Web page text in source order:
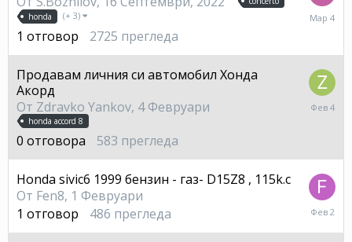
honda
(+ 3)
1 отговор 2725 прегледа
4
Март
Продавам личния си автомобил Хонда
Акорд
От Zdravko Yankov, 4 Февруари
honda accord 8
0 отговора 583 прегледа
4
Honda sivic6 1999 бензин - газ- D15Z8 , 115k.c
От Fen8, 1 Февруари
1 отговор 486 прегледа
2